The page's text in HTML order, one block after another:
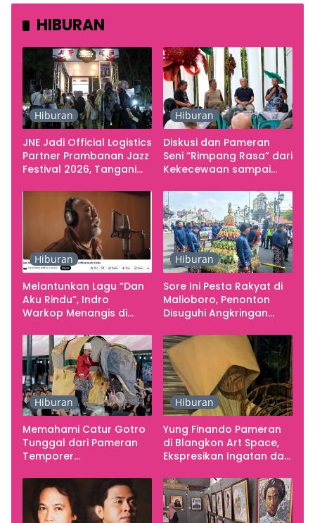
HIBURAN
Hiburan
JNE Jadi Official Logistics
Partner Prambanan Jazz
Festival 2026, Tangani
Kebutuhan Konser
Hiburan
Diskusi dan Pameran
Seni “Rimpang Rasa” dari
Kekecewaan sampai
Yogyakarta sebagai
Pusat Pergerakan Seni
Rupa Indonesia
Hiburan
Melantunkan Lagu “Dan
Aku Rindu”, Indro
Warkop Menangis di
Hiburan
Sore Ini Pesta Rakyat di
Malioboro, Penonton
Disuguhi Angkringan
Hiburan
Memahami Catur Gotro
Tunggal dari Pameran
Temporer
Hiburan
Yung Finando Pameran
di Blangkon Art Space,
Ekspresikan Ingatan dan